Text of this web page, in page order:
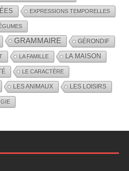
EXPRESSIONS TEMPORELLES
GRAMMAIRE GÉRONDIF
LA FAMILLE LA MAISON
LE CARACTÈRE
LES ANIMAUX LES LOISIRS